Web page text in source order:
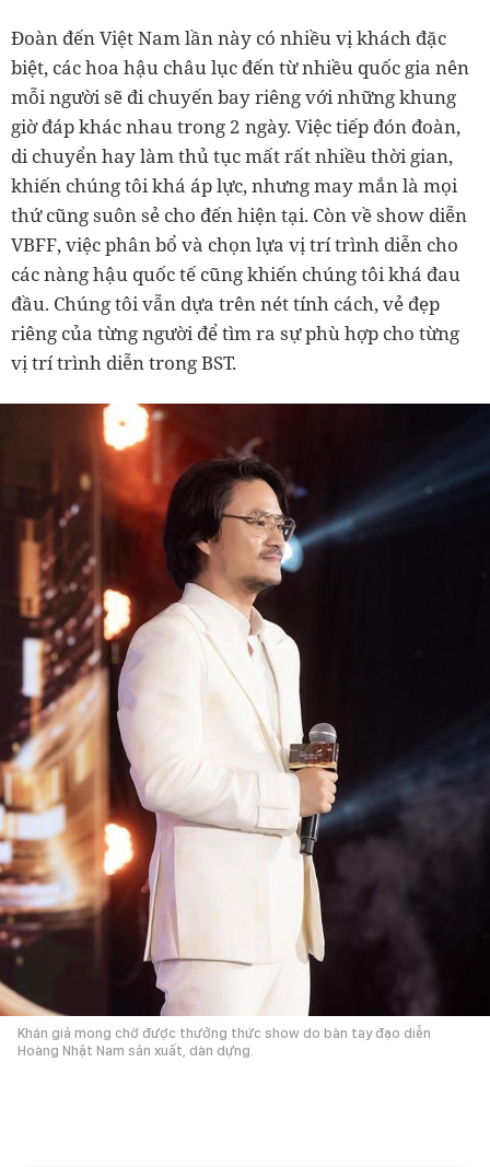
Đoàn đến Việt Nam lần này có nhiều vị khách đặc
biệt, các hoa hậu châu lục đến từ nhiều quốc gia nên
mỗi người sẽ đi chuyến bay riêng với những khung
giờ đáp khác nhau trong 2 ngày. Việc tiếp đón đoàn,
di chuyển hay làm thủ tục mất rất nhiều thời gian,
khiến chúng tôi khá áp lực, nhưng may mắn là mọi
thứ cũng suôn sẻ cho đến hiện tại. Còn về show diễn
VBFF, việc phân bổ và chọn lựa vị trí trình diễn cho
các nàng hậu quốc tế cũng khiến chúng tôi khá đau
đầu. Chúng tôi vẫn dựa trên nét tính cách, vẻ đẹp
riêng của từng người để tìm ra sự phù hợp cho từng
vị trí trình diễn trong BST.
Khán giả mong chờ được thưởng thức show do bàn tay đạo diễn
Hoàng Nhật Nam sản xuất, dàn dựng.